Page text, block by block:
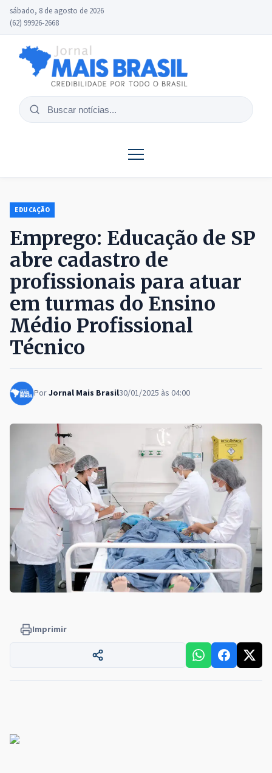
sábado, 8 de agosto de 2026
(62) 99926-2668
Buscar
EDUCAÇÃO
Emprego: Educação de SP
abre cadastro de
profissionais para atuar
em turmas do Ensino
Médio Profissional
Técnico
PorJornal Mais Brasil30/01/2025 às 04:00
Imprimir